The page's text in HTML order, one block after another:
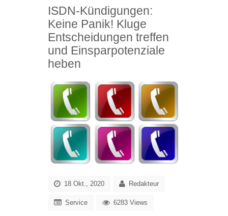
ISDN-Kündigungen:
Keine Panik! Kluge
Entscheidungen treffen
und Einsparpotenziale
heben
18 Okt., 2020 Redakteur
Service 6283 Views